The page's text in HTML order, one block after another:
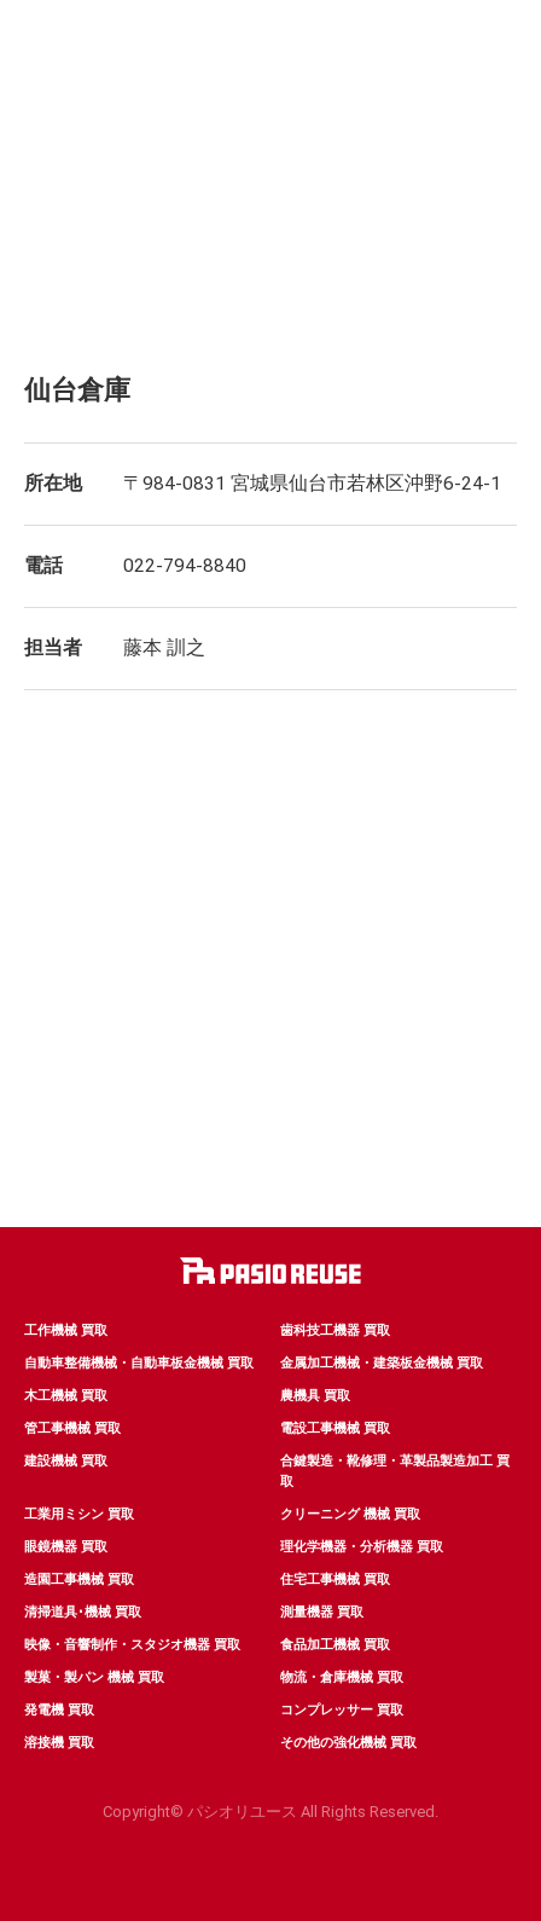
仙台倉庫
所在地 〒984-0831 宮城県仙台市若林区沖野6-24-1
電話 022-794-8840
担当者 藤本 訓之
工作機械 買取 歯科技工機器 買取
自動車整備機械・自動車板金機械 買取 金属加工機械・建築板金機械 買取
木工機械 買取 農機具 買取
管工事機械 買取 電設工事機械 買取
建設機械 買取
合鍵製造・靴修理・革製品製造加工 買
取
工業用ミシン 買取 クリーニング 機械 買取
眼鏡機器 買取 理化学機器・分析機器 買取
造園工事機械 買取 住宅工事機械 買取
清掃道具･機械 買取 測量機器 買取
映像・音響制作・スタジオ機器 買取 食品加工機械 買取
製菓・製パン 機械 買取 物流・倉庫機械 買取
発電機 買取 コンプレッサー 買取
溶接機 買取 その他の強化機械 買取
Copyright© パシオリユース All Rights Reserved.